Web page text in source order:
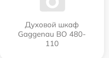
Духовой шкаф
Gaggenau BO 480-
110